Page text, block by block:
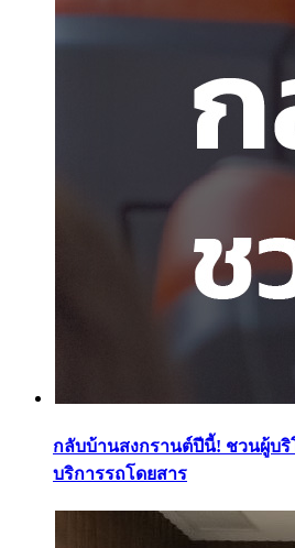
กลับบ้านสงกรานต์ปีนี้! ชวนผู้บ
บริการรถโดยสาร